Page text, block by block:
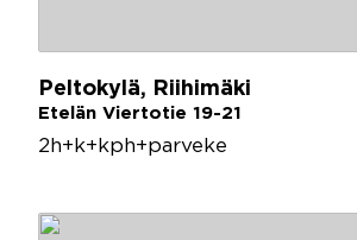
Peltokylä, Riihimäki
Etelän Viertotie 19-21
2h+k+kph+parveke